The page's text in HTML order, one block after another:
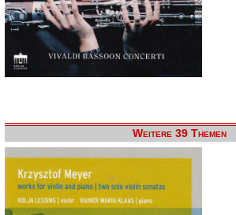
Weitere 39 Themen